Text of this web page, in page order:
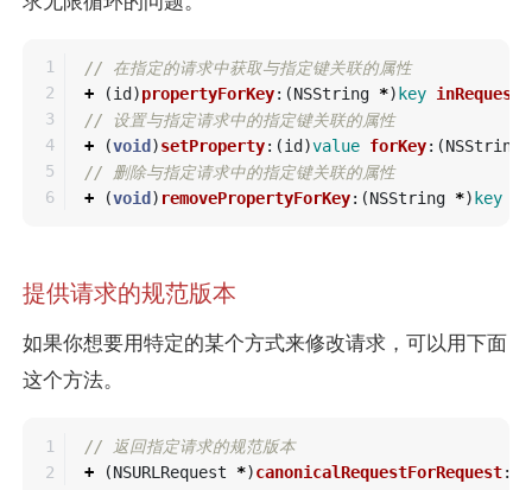
1
2
3
4
5
// 在指定的请求中获取与指定键关联的属性
+
(id)propertyForKey:(NSString *)key inRequest
// 设置与指定请求中的指定键关联的属性
+
(void)setProperty:(id)value forKey:(NSString
// 删除与指定请求中的指定键关联的属性
+
(void) removePropertyForKey:(NSString *)key
提供请求的规范版本
如果你想要用特定的某个方式来修改请求，可以用下面
这个方法。
1
// 返回指定请求的规范版本
+
(NSURLRequest *)canonicalRequestForRequest:(